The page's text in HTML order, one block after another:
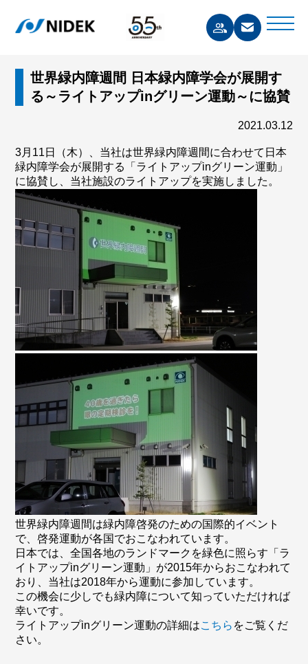
世界緑内障週間 日本緑内障学会が展開す
る～ライトアップinグリーン運動～に協賛
2021.03.12
3月11日（木）、当社は世界緑内障週間に合わせて日本
緑内障学会が展開する「ライトアップinグリーン運動」
に協賛し、当社施設のライトアップを実施しました。
世界緑内障週間は緑内障啓発のための国際的イベント
で、啓発運動が各国でおこなわれています。
日本では、全国各地のランドマークを緑色に照らす「ラ
イトアップinグリーン運動」が2015年からおこなわれて
おり、当社は2018年から運動に参加しています。
この機会に少しでも緑内障について知っていただければ
幸いです。
ライトアップinグリーン運動の詳細はこちら をご覧くだ
さい。